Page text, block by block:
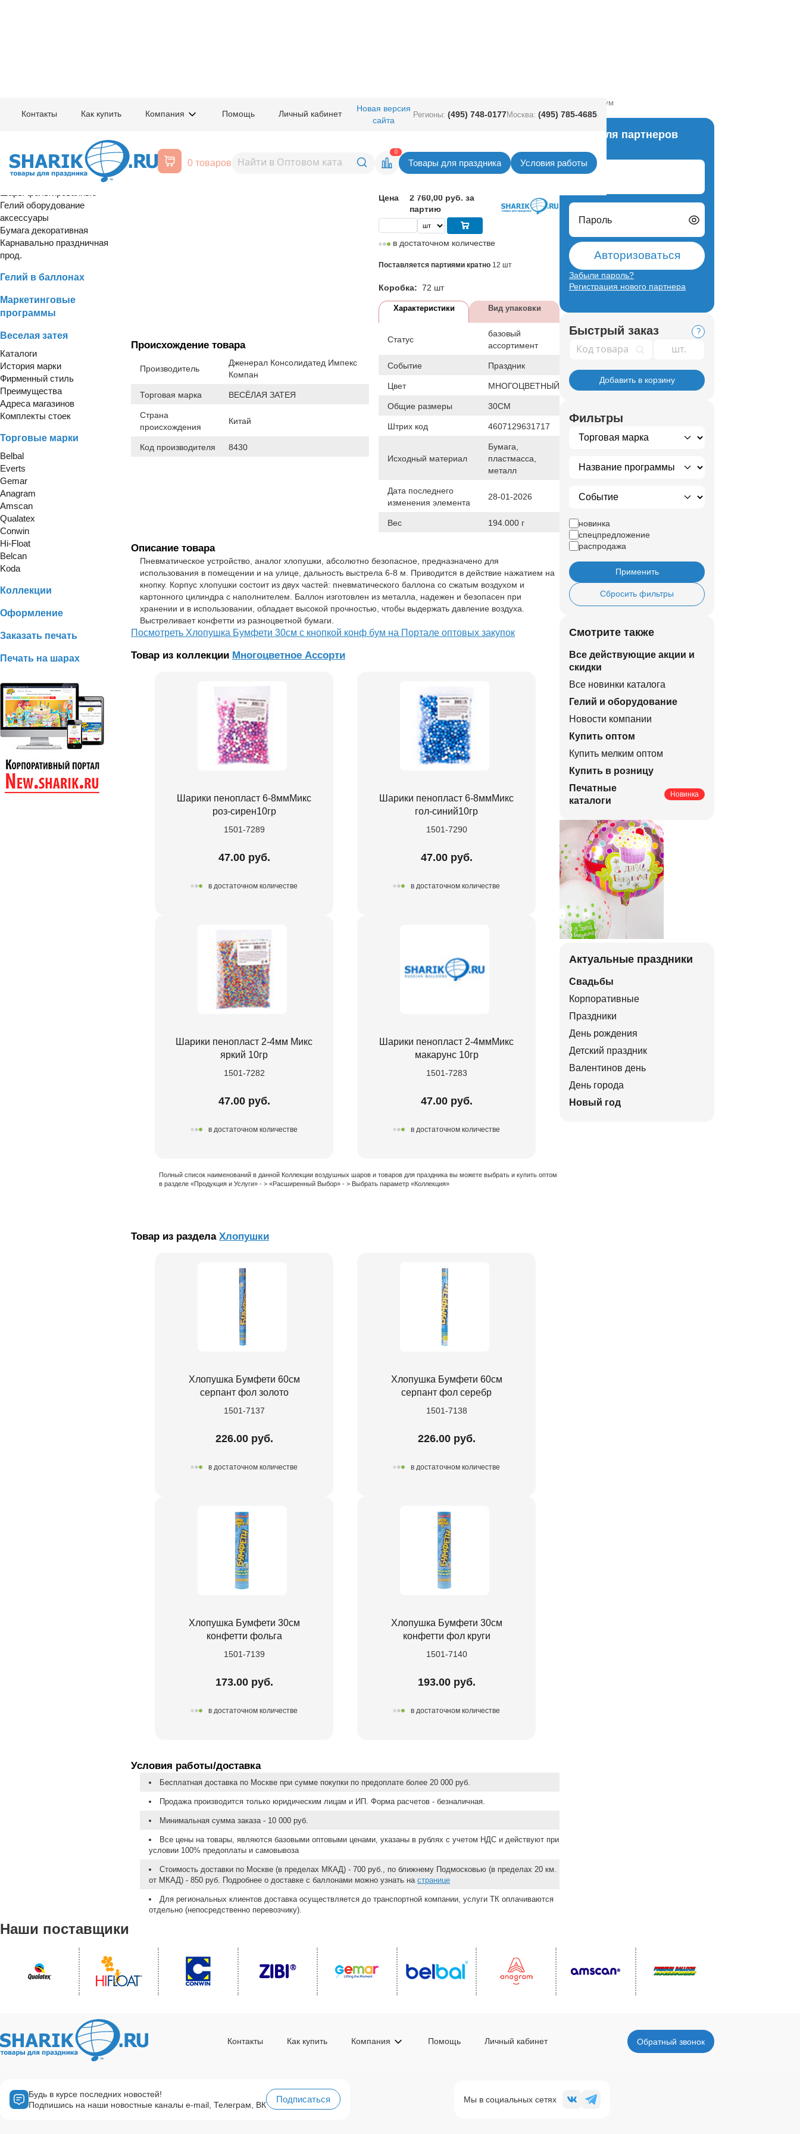
Контакты Как купить Компания Помощь Личный кабинет
Новая версия
сайта
Регионы: (495) 748-0177Москва: (495) 785-4685
0 товаров
0
Товары для праздника Условия работы
Хлопушка Бумфети 30см с кнопкой конф бум
Расширенный поиск
Шары латексные
Гелий оборудование
аксессуары
Бумага декоративная
Карнавально праздничная
прод.
Гелий в баллонах
Маркетинговые
программы
Веселая затея
Каталоги
История марки
Фирменный стиль
Преимущества
Адреса магазинов
Комплекты стоек
Торговые марки
Belbal
Everts
Gemar
Anagram
Amscan
Qualatex
Conwin
Hi-Float
Belcan
Koda
Коллекции
Оформление
Заказать печать
Печать на шарах
1501-0551
Хлопушка Бумфети 30см с кнопкой
конф бум
Происхождение товара
Производитель
Дженерал Консолидатед Импекс
Компан
Торговая марка ВЕСЁЛАЯ ЗАТЕЯ
Страна
происхождения
Китай
Код производителя 8430
Цена
2 760,00 руб. за
партию
в достаточном количестве
Поставляется партиями кратно 12 шт
Коробка: 72 шт
Характеристики Вид упаковки
Статус
базовый
ассортимент
Событие Праздник
Цвет МНОГОЦВЕТНЫЙ
Общие размеры 30СМ
Штрих код 4607129631717
Исходный материал
Бумага,
пластмасса,
металл
Дата последнего
изменения элемента
28-01-2026
Вес 194.000 г
Описание товара
Пневматическое устройство, аналог хлопушки, абсолютно безопасное, предназначено для
использования в помещении и на улице, дальность выстрела 6-8 м. Приводится в действие нажатием на
кнопку. Корпус хлопушки состоит из двух частей: пневматического баллона со сжатым воздухом и
картонного цилиндра с наполнителем. Баллон изготовлен из металла, надежен и безопасен при
хранении и в использовании, обладает высокой прочностью, чтобы выдержать давление воздуха.
Выстреливает конфетти из разноцветной бумаги.
Посмотреть Хлопушка Бумфети 30см с кнопкой конф бум на Портале оптовых закупок
Товар из коллекции Многоцветное Ассорти
Шарики пенопласт 6-8ммМикс
роз-сирен10гр
1501-7289
47.00 руб.
в достаточном количестве
Шарики пенопласт 6-8ммМикс
гол-синий10гр
1501-7290
47.00 руб.
в достаточном количестве
Шарики пенопласт 2-4мм Микс
яркий 10гр
1501-7282
47.00 руб.
в достаточном количестве
Шарики пенопласт 2-4ммМикс
макарунс 10гр
1501-7283
47.00 руб.
в достаточном количестве
Полный список наименований в данной Коллекции воздушных шаров и товаров для праздника вы можете выбрать и купить оптом
в разделе «Продукция и Услуги» - > «Расширенный Выбор» - > Выбрать параметр «Коллекция»
Товар из раздела Хлопушки
Хлопушка Бумфети 60см
серпант фол золото
1501-7137
226.00 руб.
в достаточном количестве
Хлопушка Бумфети 60см
серпант фол серебр
1501-7138
226.00 руб.
в достаточном количестве
Хлопушка Бумфети 30см
конфетти фольга
1501-7139
173.00 руб.
в достаточном количестве
Хлопушка Бумфети 30см
конфетти фол круги
1501-7140
193.00 руб.
в достаточном количестве
Условия работы/доставка
Бесплатная доставка по Москве при сумме покупки по предоплате более 20 000 руб.
Продажа производится только юридическим лицам и ИП. Форма расчетов - безналичная.
Минимальная сумма заказа - 10 000 руб.
Все цены на товары, являются базовыми оптовыми ценами, указаны в рублях с учетом НДС и действуют при
условии 100% предоплаты и самовывоза
Стоимость доставки по Москве (в пределах МКАД) - 700 руб., по ближнему Подмосковью (в пределах 20 км.
от МКАД) - 850 руб. Подробнее о доставке с баллонами можно узнать на странице
Для региональных клиентов доставка осуществляется до транспортной компании, услуги ТК оплачиваются
отдельно (непосредственно перевозчику).
Вход для партнеров
Логин
Пароль
Авторизоваться
Забыли пароль?
Регистрация нового партнера
Быстрый заказ ?
Код товара
Добавить в корзину
Фильтры
новинка
спецпредложение
распродажа
Применить
Сбросить фильтры
Смотрите также
Все действующие акции и
скидки
Все новинки каталога
Гелий и оборудование
Новости компании
Купить оптом
Купить мелким оптом
Купить в розницу
Печатные
каталоги
Новинка
Актуальные праздники
Свадьбы
Корпоративные
Праздники
День рождения
Детский праздник
Валентинов день
День города
Новый год
Наши поставщики
Контакты Как купить Компания Помощь Личный кабинет Обратный звонок
Будь в курсе последних новостей!
Подпишись на наши новостные каналы e-mail, Телеграм, ВК
Подписаться Мы в социальных сетях